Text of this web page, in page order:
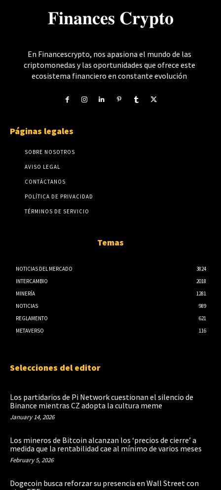
𝐅𝐢𝐧𝐚𝐧𝐜𝐞𝐬 𝐂𝐫𝐲𝐩𝐭𝐨
En Financescrypto, nos apasiona el mundo de las
criptomonedas y las oportunidades que ofrece este
ecosistema financiero en constante evolución
Páginas legales
SOBRE NOSOTROS
AVISO LEGAL
CONTÁCTANOS
POLÍTICA DE PRIVACIDAD
TÉRMINOS DE SERVICIO
Temas
NOTICIAS DEL MERCADO
3824
INTERCAMBIO
2018
MINERÍA
1281
NOTICIAS
989
REGLAMENTO
621
METAVERSO
116
Selecciones del editor
Los partidarios de Pi Network cuestionan el silencio de
Binance mientras CZ adopta la cultura meme
January 14, 2026
Los mineros de Bitcoin alcanzan los ‘precios de cierre’ a
medida que la rentabilidad cae al mínimo de varios meses
February 5, 2026
Dogecoin busca reforzar su presencia en Wall Street con